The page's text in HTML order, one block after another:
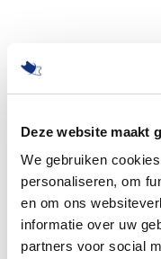
Deze website maakt
We gebruiken
personaliseren, om
en om ons
informatie over uw
partners voor social